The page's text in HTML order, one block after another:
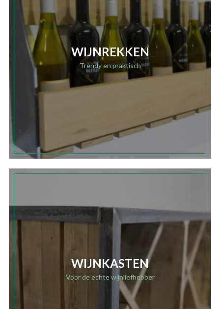
WIJNREKKEN
Trendy en praktisch
WIJNKASTEN
Voor de echte wijnliefhebber